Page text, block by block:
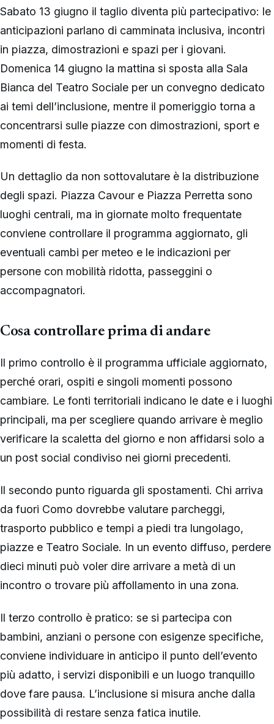
Sabato 13 giugno il taglio diventa più partecipativo: le
anticipazioni parlano di camminata inclusiva, incontri
in piazza, dimostrazioni e spazi per i giovani.
Domenica 14 giugno la mattina si sposta alla Sala
Bianca del Teatro Sociale per un convegno dedicato
ai temi dell’inclusione, mentre il pomeriggio torna a
concentrarsi sulle piazze con dimostrazioni, sport e
momenti di festa.
Un dettaglio da non sottovalutare è la distribuzione
degli spazi. Piazza Cavour e Piazza Perretta sono
luoghi centrali, ma in giornate molto frequentate
conviene controllare il programma aggiornato, gli
eventuali cambi per meteo e le indicazioni per
persone con mobilità ridotta, passeggini o
accompagnatori.
Cosa controllare prima di andare
Il primo controllo è il programma ufficiale aggiornato,
perché orari, ospiti e singoli momenti possono
cambiare. Le fonti territoriali indicano le date e i luoghi
principali, ma per scegliere quando arrivare è meglio
verificare la scaletta del giorno e non affidarsi solo a
un post social condiviso nei giorni precedenti.
Il secondo punto riguarda gli spostamenti. Chi arriva
da fuori Como dovrebbe valutare parcheggi,
trasporto pubblico e tempi a piedi tra lungolago,
piazze e Teatro Sociale. In un evento diffuso, perdere
dieci minuti può voler dire arrivare a metà di un
incontro o trovare più affollamento in una zona.
Il terzo controllo è pratico: se si partecipa con
bambini, anziani o persone con esigenze specifiche,
conviene individuare in anticipo il punto dell’evento
più adatto, i servizi disponibili e un luogo tranquillo
dove fare pausa. L’inclusione si misura anche dalla
possibilità di restare senza fatica inutile.